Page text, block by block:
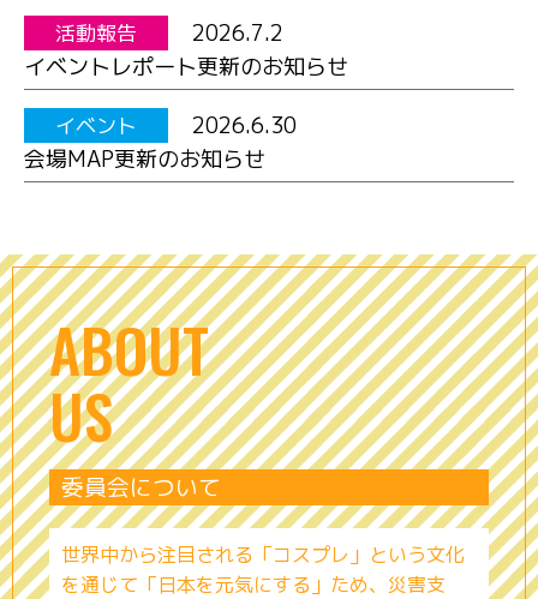
活動報告
2026.7.2
イベントレポート更新のお知らせ
イベント
2026.6.30
会場MAP更新のお知らせ
ABOUT
US
委員会について
世界中から注目される「コスプレ」という文化
を通じて「日本を元気にする」ため、災害支